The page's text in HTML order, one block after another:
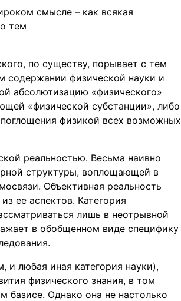
смысле – как всякая
тем
по существу, порывает с тем
содержании физической науки и
абсолютизацию «физического»
«физической субстанции», либо
физикой всех возможных
реальностью. Весьма наивно
структуры, воплощающей в
Объективная реальность
ее аспектов. Категория
лишь в неотрывной
в обобщенном виде специфику
и любая иная категория науки),
физического знания, в том
базисе. Однако она не настолько